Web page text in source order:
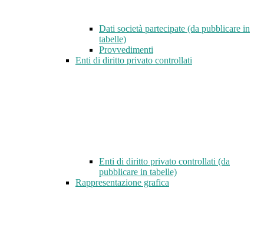
Dati società partecipate (da pubblicare in
tabelle)
Provvedimenti
Enti di diritto privato controllati
Enti di diritto privato controllati (da
pubblicare in tabelle)
Rappresentazione grafica